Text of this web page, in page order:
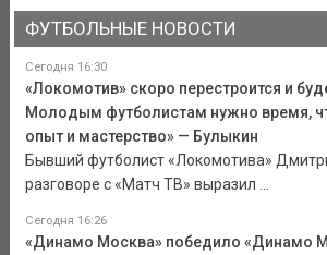
ФУТБОЛЬНЫЕ НОВОСТИ
Сегодня 16:30
«Локомотив» скоро перестроится и
Молодым футболистам нужно время,
опыт и мастерство» — Булыкин
Бывший футболист «Локомотива»
разговоре с «Матч ТВ» выразил ...
Сегодня 16:26
«Динамо Москва» победило «Динамо